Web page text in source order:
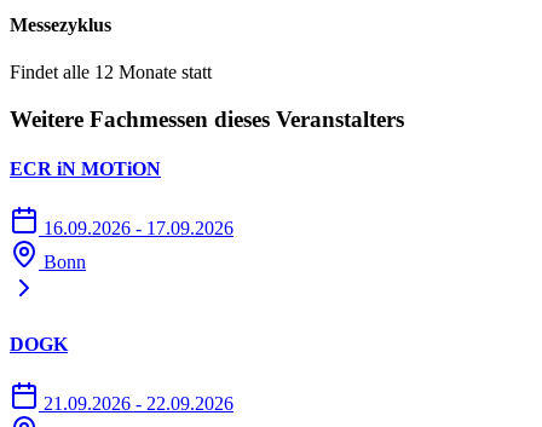
Messezyklus
Findet alle 12 Monate statt
Weitere Fachmessen dieses Veranstalters
ECR iN MOTiON
16.09.2026 - 17.09.2026
Bonn
DOGK
21.09.2026 - 22.09.2026